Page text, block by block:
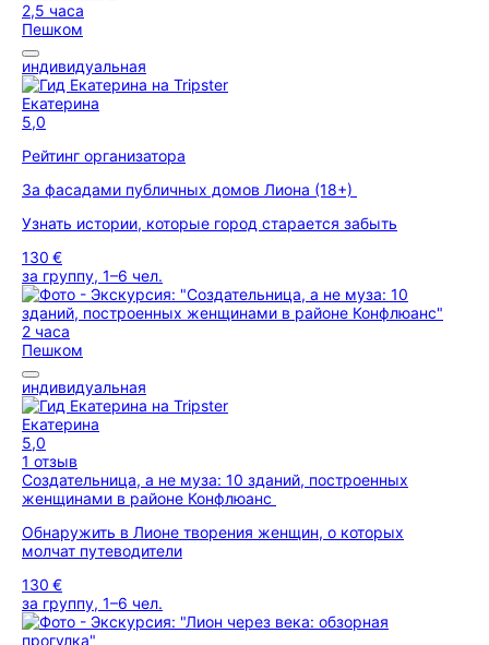
2,5 часа
Пешком
индивидуальная
Екатерина
5,0
Рейтинг организатора
За фасадами публичных домов Лиона (18+)
Узнать истории, которые город старается забыть
130 €
за группу, 1–6 чел.
2 часа
Пешком
индивидуальная
Екатерина
5,0
1 отзыв
Создательница, а не муза: 10 зданий, построенных
женщинами в районе Конфлюанс
Обнаружить в Лионе творения женщин, о которых
молчат путеводители
130 €
за группу, 1–6 чел.